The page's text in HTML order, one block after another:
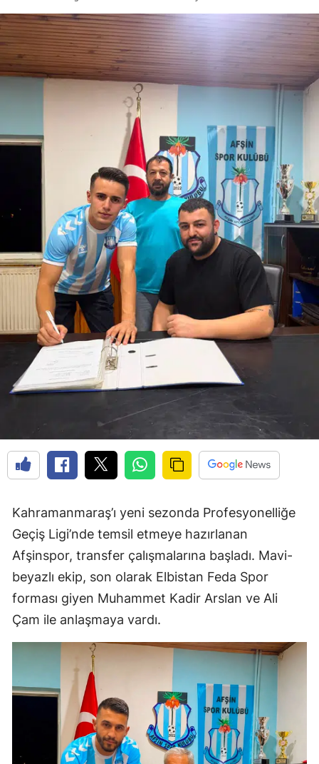
Kahramanmaraş’ı yeni sezonda Profesyonelliğe
Geçiş Ligi’nde temsil etmeye hazırlanan
Afşinspor, transfer çalışmalarına başladı. Mavi-
beyazlı ekip, son olarak Elbistan Feda Spor
forması giyen Muhammet Kadir Arslan ve Ali
Çam ile anlaşmaya vardı.